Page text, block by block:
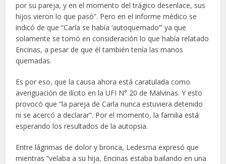
por su pareja, y en el momento del trágico desenlace, sus
hijos vieron lo que pasó”. Pero en el informe médico se
indicó de que “Carla se había ‘autoquemado’” ya que
solamente se tomó en consideración lo que había relatado
Encinas, a pesar de que él también tenía las manos
quemadas.
Es por eso, que la causa ahora está caratulada como
averiguación de ilícito en la UFI N° 20 de Malvinas. Y esto
provocó que “la pareja de Carla nunca estuviera detenido
ni se acercó a declarar”. Por el momento, la familia está
esperando los resultados de la autopsia.
Entre lágrimas de dolor y bronca, Ledesma expresó que
mientras “velaba a su hija, Encinas estaba bailando en una